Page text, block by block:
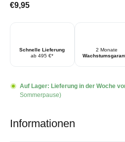
€9,95
Schnelle Lieferung
ab 495 €*
2 Monate
Auf Lager: Lieferung in der Woche
Sommerpause)
Informationen